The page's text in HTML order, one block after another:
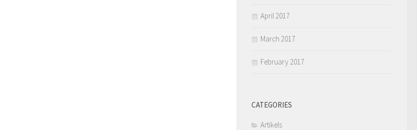
April 2017
March 2017
February 2017
CATEGORIES
Artikels